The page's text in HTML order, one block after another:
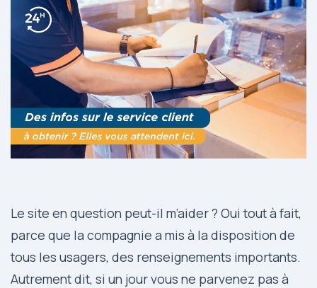
Le site en question peut-il m’aider ? Oui tout à fait,
parce que la compagnie a mis à la disposition de
tous les usagers, des renseignements importants.
Autrement dit, si un jour vous ne parvenez pas à